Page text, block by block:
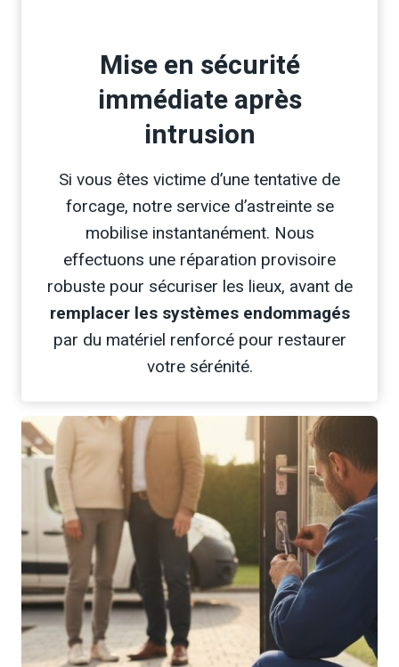
Mise en sécurité
immédiate après
intrusion
Si vous êtes victime d’une tentative de
forcage, notre service d’astreinte se
mobilise instantanément. Nous
effectuons une réparation provisoire
robuste pour sécuriser les lieux, avant de
remplacer les systèmes endommagés
par du matériel renforcé pour restaurer
votre sérénité.